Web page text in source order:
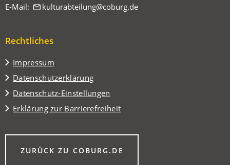
E-Mail:
kulturabteilung coburg de
Rechtliches
Impressum
Datenschutzerklärung
Datenschutz-Einstellungen
Erklärung zur Barrierefreiheit
ZURÜCK ZU COBURG.DE
(ÖFFNET